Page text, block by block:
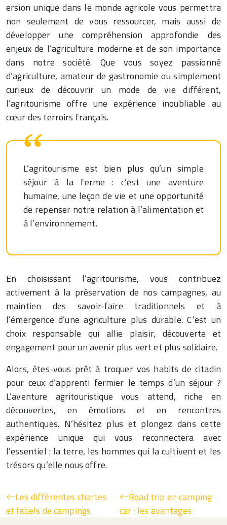
ersion unique dans le monde agricole vous permettra
non seulement de vous ressourcer, mais aussi de
développer une compréhension approfondie des
enjeux de l’agriculture moderne et de son importance
dans notre société. Que vous soyez passionné
d’agriculture, amateur de gastronomie ou simplement
curieux de découvrir un mode de vie différent,
l’agritourisme offre une expérience inoubliable au
cœur des terroirs français.
L’agritourisme est bien plus qu’un simple
séjour à la ferme : c’est une aventure
humaine, une leçon de vie et une opportunité
de repenser notre relation à l’alimentation et
à l’environnement.
En choisissant l’agritourisme, vous contribuez
activement à la préservation de nos campagnes, au
maintien des savoir-faire traditionnels et à
l’émergence d’une agriculture plus durable. C’est un
choix responsable qui allie plaisir, découverte et
engagement pour un avenir plus vert et plus solidaire.
Alors, êtes-vous prêt à troquer vos habits de citadin
pour ceux d’apprenti fermier le temps d’un séjour ?
L’aventure agritouristique vous attend, riche en
découvertes, en émotions et en rencontres
authentiques. N’hésitez plus et plongez dans cette
expérience unique qui vous reconnectera avec
l’essentiel : la terre, les hommes qui la cultivent et les
trésors qu’elle nous offre.
Les différentes chartes
et labels de campings
Road trip en camping
car : les avantages